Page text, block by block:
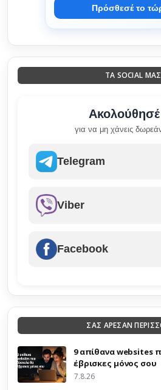
Πρόσθεσέ το
ΤΑ SOCIAL
για να μη χάνεις
Telegram
Viber
Facebook
ΣΑΣ ΑΡΕΣΑΝ
9 απίθανα websites
έβρισκες μόνος σου
7.8.26